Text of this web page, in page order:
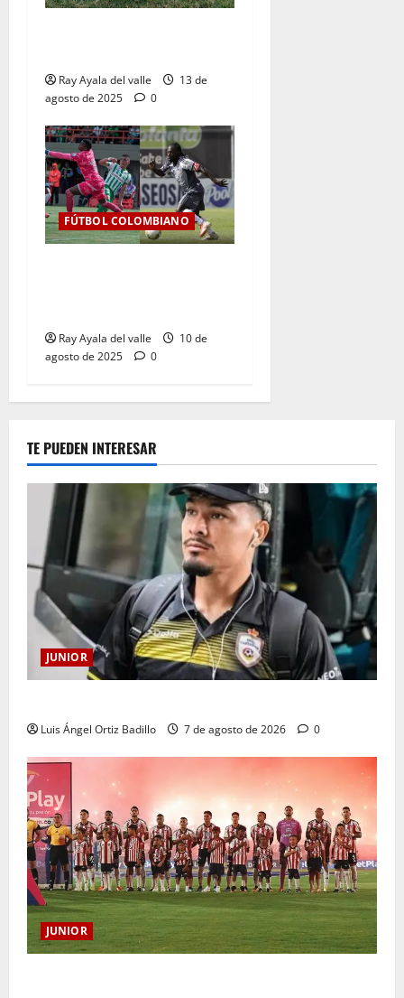
Ray Ayala del valle
13 de
agosto de 2025
0
FÚTBOL COLOMBIANO
Ray Ayala del valle
10 de
agosto de 2025
0
TE PUEDEN INTERESAR
JUNIOR
Luis Ángel Ortiz Badillo 7 de agosto de 2026 0
JUNIOR